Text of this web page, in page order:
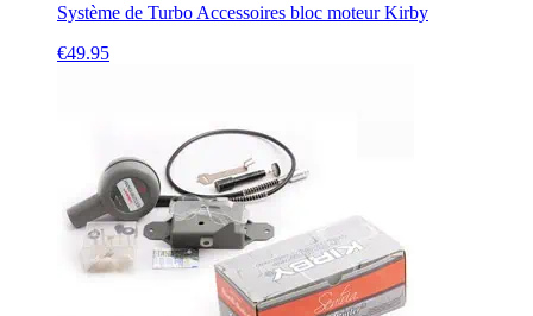
Système de Turbo Accessoires bloc moteur Kirby
€49.95